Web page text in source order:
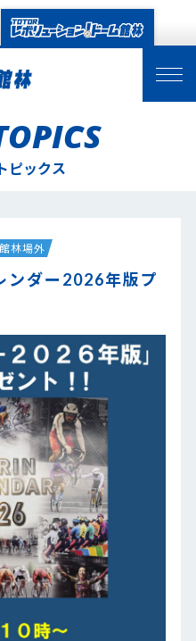
ピックス
館林場外
ンダー2026年版プ